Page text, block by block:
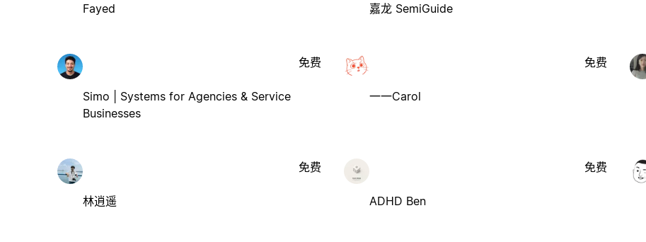
Fayed 嘉龙 SemiGuide
Simo | Systems for Agencies & Service
Businesses
免费
一一Carol
免费
林逍遥
免费
ADHD Ben
免费